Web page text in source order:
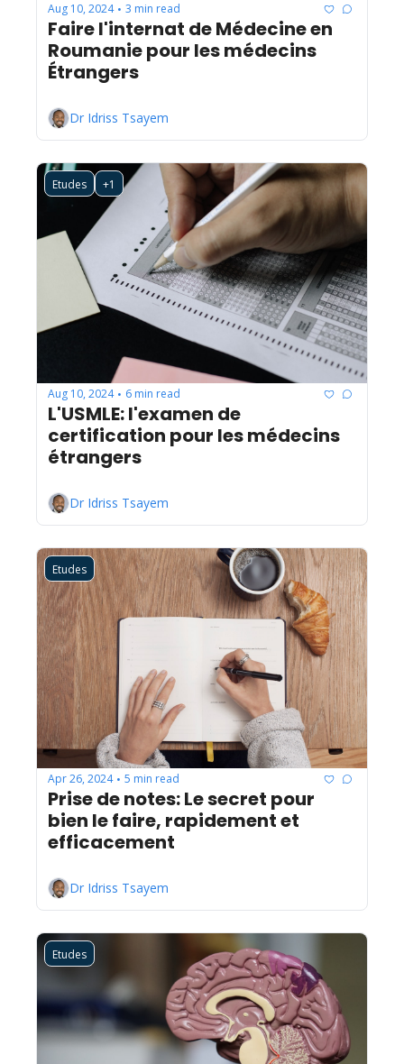
Aug 10, 2024 • 3 min read
Faire l'internat de Médecine en
Roumanie pour les médecins
Étrangers
Dr Idriss Tsayem
Etudes +1
Aug 10, 2024 • 6 min read
L'USMLE: l'examen de
certification pour les médecins
étrangers
Dr Idriss Tsayem
Etudes
Apr 26, 2024 • 5 min read
Prise de notes: Le secret pour
bien le faire, rapidement et
efficacement
Dr Idriss Tsayem
Etudes